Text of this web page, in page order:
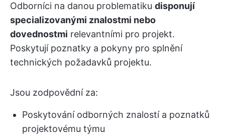
Odborníci na danou problematiku disponují
specializovanými znalostmi nebo
dovednostmi relevantními pro projekt.
Poskytují poznatky a pokyny pro splnění
technických požadavků projektu.
Jsou zodpovědní za:
Poskytování odborných znalostí a poznatků
projektovému týmu